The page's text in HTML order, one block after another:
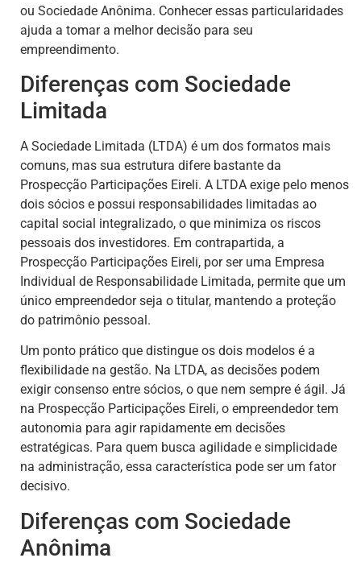
ou Sociedade Anônima. Conhecer essas particularidades
ajuda a tomar a melhor decisão para seu
empreendimento.
Diferenças com Sociedade
Limitada
A Sociedade Limitada (LTDA) é um dos formatos mais
comuns, mas sua estrutura difere bastante da
Prospecção Participações Eireli. A LTDA exige pelo menos
dois sócios e possui responsabilidades limitadas ao
capital social integralizado, o que minimiza os riscos
pessoais dos investidores. Em contrapartida, a
Prospecção Participações Eireli, por ser uma Empresa
Individual de Responsabilidade Limitada, permite que um
único empreendedor seja o titular, mantendo a proteção
do patrimônio pessoal.
Um ponto prático que distingue os dois modelos é a
flexibilidade na gestão. Na LTDA, as decisões podem
exigir consenso entre sócios, o que nem sempre é ágil. Já
na Prospecção Participações Eireli, o empreendedor tem
autonomia para agir rapidamente em decisões
estratégicas. Para quem busca agilidade e simplicidade
na administração, essa característica pode ser um fator
decisivo.
Diferenças com Sociedade
Anônima